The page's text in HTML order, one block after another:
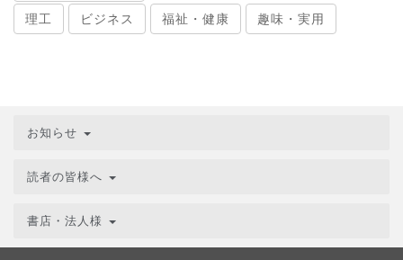
理工 ビジネス 福祉・健康 趣味・実用
お知らせ
読者の皆様へ
書店・法人様